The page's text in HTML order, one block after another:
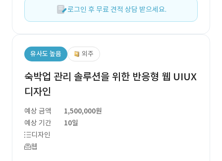
로그인 후 무료 견적 상담 받으세요.
유사도 높음 외주
숙박업 관리 솔루션을 위한 반응형 웹 UIUX
디자인
예상 금액
1,500,000원
예상 기간
10일
디자인
웹